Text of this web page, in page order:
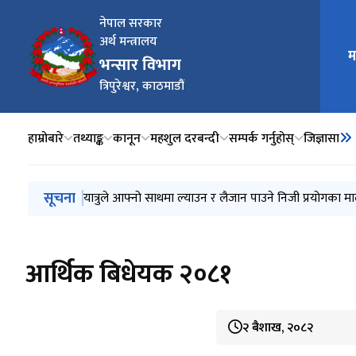
नेपाल सरकार
अर्थ मन्त्रालय
भन्सार विभाग
त्रिपुरेश्वर, काठमाडौं
मुख्य
हाम्रोबारे तथ्याङ्क कानून महशुल दरबन्दी सम्पर्क गर्नुहोस् जिज्ञासा
मुख्य नेभिगेसनमा जानुहोस्
सूचना प्रेस विज्ञप्ति (मुस्ताङ र रसुवा भन्सार कार्यालयबाट भएको
यात्रुले आफ्नो साथमा ल्याउन र लैजान पाउने निजी प्रयोगका
प्रेश विज्ञप्ति (Customs Valuation Database System मा
किटानी विवरण घोषणा सम्बन्धी मार्गदर्शन, २०८३
भन्सार आचार संहिता, २०८२
आर्थिक बिधेयक २०८१
२ बैशाख, २०८२